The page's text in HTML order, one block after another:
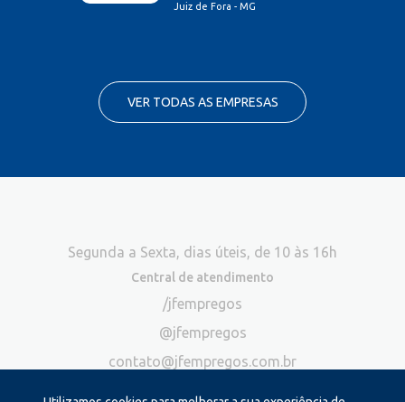
Juiz de Fora - MG
VER TODAS AS EMPRESAS
Segunda a Sexta, dias úteis, de 10 às 16h
Central de atendimento
/jfempregos
@jfempregos
contato@jfempregos.com.br